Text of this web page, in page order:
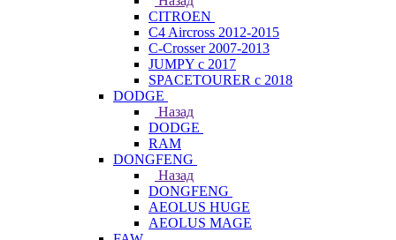
CITROEN
C4 Aircross 2012-2015
C-Crosser 2007-2013
JUMPY с 2017
SPACETOURER с 2018
DODGE
Назад
DODGE
RAM
DONGFENG
Назад
DONGFENG
AEOLUS HUGE
AEOLUS MAGE